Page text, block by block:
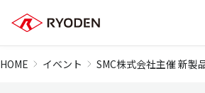
HOME イベント SMC株式会社主催 新製